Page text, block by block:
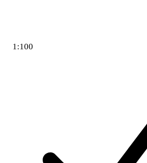
1:100